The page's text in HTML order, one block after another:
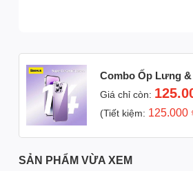
Combo Ốp Lưng
Glass Case (Ốp
Giá chỉ còn:
(Tiết kiệm: 125.000
SẢN PHẨM VỪA XEM